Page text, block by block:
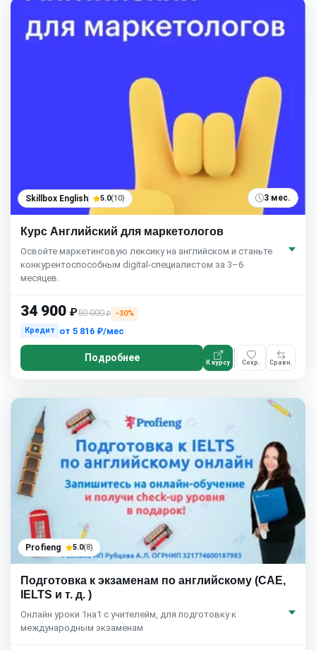
Skillbox English 5.0(10) 3 мес.
Курс Английский для маркетологов
Освойте маркетинговую лексику на английском и станьте
конкурентоспособным digital-специалистом за 3–6
месяцев.
34 900 ₽50 000₽
−30%
Кредит
от 5 816 ₽/мес
Подробнее К курсу Сохр. Сравн.
Profieng 5.0(8)
Подготовка к экзаменам по английскому (САЕ,
IELTS и т. д. )
Онлайн уроки 1на1 с учителейм, для подготовку к
международным экзаменам